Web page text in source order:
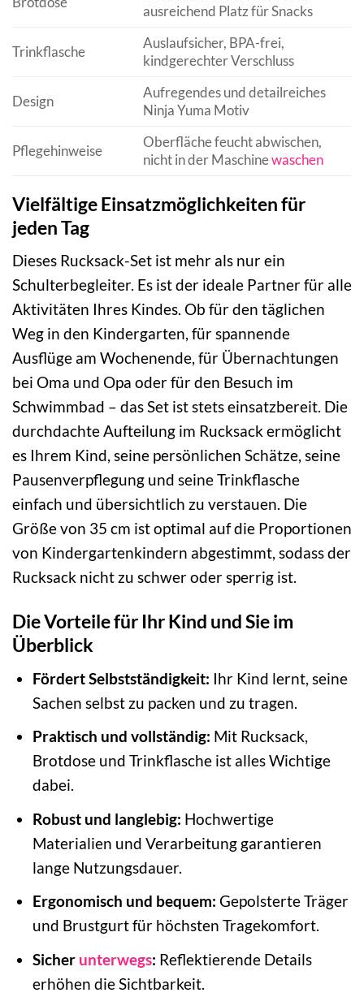
ausreichend Platz für Snacks
Trinkflasche
Auslaufsicher, BPA-frei,
kindgerechter Verschluss
Design
Aufregendes und detailreiches
Ninja Yuma Motiv
Pflegehinweise
Oberfläche feucht abwischen,
nicht in der Maschinewaschen
Vielfältige Einsatzmöglichkeiten für
jeden Tag
Dieses Rucksack-Set ist mehr als nur ein
Schulterbegleiter. Es ist der ideale Partner für alle
Aktivitäten Ihres Kindes. Ob für den täglichen
Weg in den Kindergarten, für spannende
Ausflüge am Wochenende, für Übernachtungen
bei Oma und Opa oder für den Besuch im
Schwimmbad – das Set ist stets einsatzbereit. Die
durchdachte Aufteilung im Rucksack ermöglicht
es Ihrem Kind, seine persönlichen Schätze, seine
Pausenverpflegung und seine Trinkflasche
einfach und übersichtlich zu verstauen. Die
Größe von 35 cm ist optimal auf die Proportionen
von Kindergartenkindern abgestimmt, sodass der
Rucksack nicht zu schwer oder sperrig ist.
Die Vorteile für Ihr Kind und Sie im
Überblick
Fördert Selbstständigkeit: Ihr Kind lernt, seine
Sachen selbst zu packen und zu tragen.
Praktisch und vollständig: Mit Rucksack,
Brotdose und Trinkflasche ist alles Wichtige
dabei.
Robust und langlebig: Hochwertige
Materialien und Verarbeitung garantieren
lange Nutzungsdauer.
Ergonomisch und bequem: Gepolsterte Träger
und Brustgurt für höchsten Tragekomfort.
Sicher unterwegs: Reflektierende Details
erhöhen die Sichtbarkeit.